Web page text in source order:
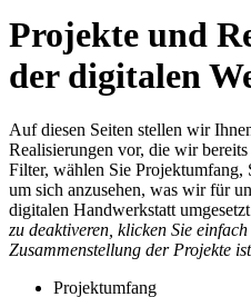
Projekte und
der digitalen
Auf diesen Seiten stellen wir
Realisierungen vor, die wir
Filter, wählen Sie Projektumfang,
um sich anzusehen, was wir für
digitalen Handwerkstatt
zu deaktiveren, klicken Sie
Zusammenstellung der Projekte ist
Projektumfang